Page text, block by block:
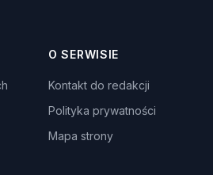
O SERWISIE
Kontakt do redakcji
Polityka prywatności
Mapa strony